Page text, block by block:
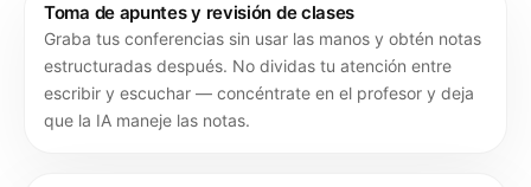
Toma de apuntes y revisión de clases
Graba tus conferencias sin usar las manos y obtén notas
estructuradas después. No dividas tu atención entre
escribir y escuchar — concéntrate en el profesor y deja
que la IA maneje las notas.